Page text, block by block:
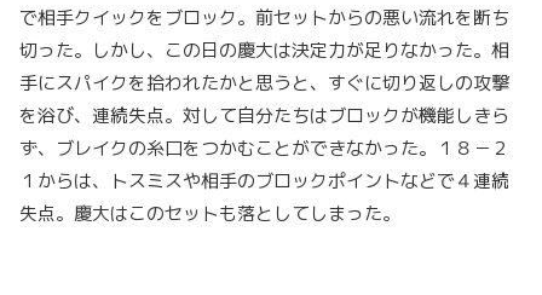
で相手クイックをブロック。前セットからの悪い流れを断ち
切った。しかし、この日の慶大は決定力が足りなかった。相
手にスパイクを拾われたかと思うと、すぐに切り返しの攻撃
を浴び、連続失点。対して自分たちはブロックが機能しきら
ず、ブレイクの糸口をつかむことができなかった。１８－２
１からは、トスミスや相手のブロックポイントなどで４連続
失点。慶大はこのセットも落としてしまった。